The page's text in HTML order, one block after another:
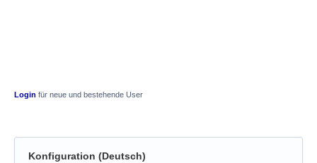
Login für neue und bestehende User
Konfiguration (Deutsch)